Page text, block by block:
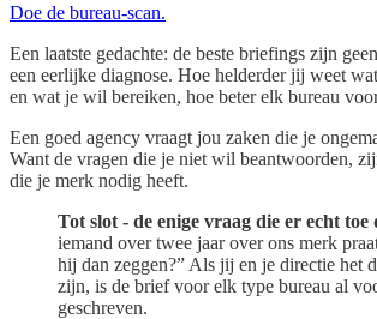
Doe de bureau-scan.
Een laatste gedachte: de beste briefings zijn
een eerlijke diagnose. Hoe helderder jij weet
en wat je wil bereiken, hoe beter elk bureau
Een goed agency vraagt jou zaken die je
Want de vragen die je niet wil beantwoorden,
die je merk nodig heeft.
Tot slot - de enige vraag die er echt toe
iemand over twee jaar over ons merk
hij dan zeggen?” Als jij en je directie het
zijn, is de brief voor elk type bureau al
geschreven.